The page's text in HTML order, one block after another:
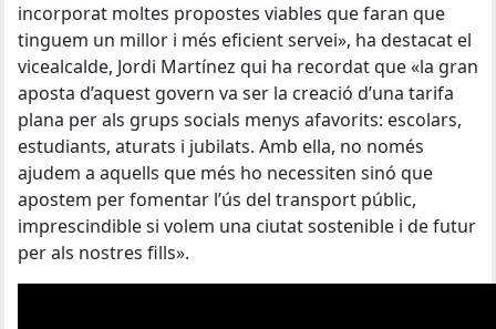
incorporat moltes propostes viables que faran que
tinguem un millor i més eficient servei», ha destacat el
vicealcalde, Jordi Martínez qui ha recordat que «la gran
aposta d’aquest govern va ser la creació d’una tarifa
plana per als grups socials menys afavorits: escolars,
estudiants, aturats i jubilats. Amb ella, no només
ajudem a aquells que més ho necessiten sinó que
apostem per fomentar l’ús del transport públic,
imprescindible si volem una ciutat sostenible i de futur
per als nostres fills».